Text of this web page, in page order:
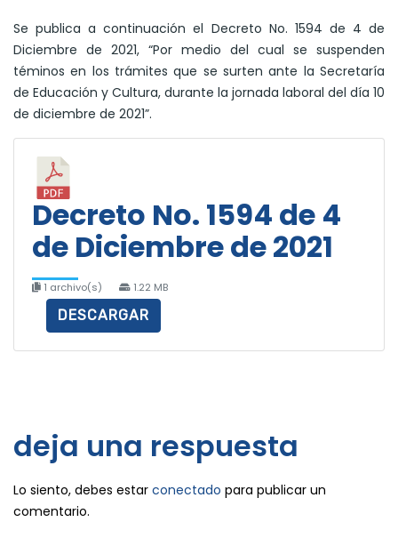
Se publica a continuación el Decreto No. 1594 de 4 de
Diciembre de 2021, “Por medio del cual se suspenden
téminos en los trámites que se surten ante la Secretaría
de Educación y Cultura, durante la jornada laboral del día 10
de diciembre de 2021”.
Decreto No. 1594 de 4
de Diciembre de 2021
1 archivo(s) 1.22 MB
DESCARGAR
deja una respuesta
Lo siento, debes estar conectado para publicar un
comentario.